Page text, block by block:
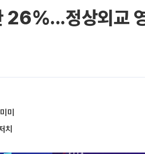
26%...정상외교
미
치